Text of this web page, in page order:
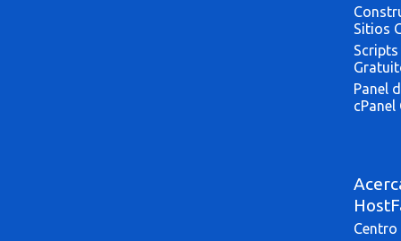
Sitios
Scripts
Panel